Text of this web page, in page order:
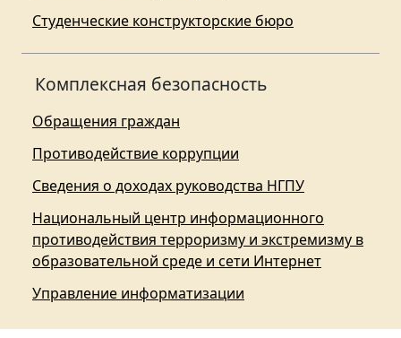
Студенческие конструкторские бюро
Комплексная безопасность
Обращения граждан
Противодействие коррупции
Сведения о доходах руководства НГПУ
Национальный центр информационного
противодействия терроризму и экстремизму в
образовательной среде и сети Интернет
Управление информатизации